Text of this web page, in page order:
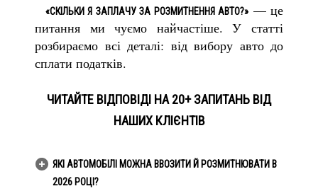
«СКІЛЬКИ Я ЗАПЛАЧУ ЗА РОЗМИТНЕННЯ АВТО?» — це
питання ми чуємо найчастіше. У статті
розбираємо всі деталі: від вибору авто до
сплати податків.
ЧИТАЙТЕ ВІДПОВІДІ НА 20+ ЗАПИТАНЬ ВІД
НАШИХ КЛІЄНТІВ
ЯКІ АВТОМОБІЛІ МОЖНА ВВОЗИТИ Й РОЗМИТНЮВАТИ В
2026 РОЦІ?